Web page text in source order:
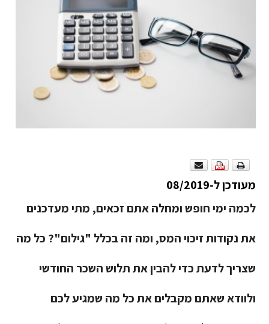
מעודכן ל-08/2019
לכמה ימי חופש ומחלה אתם זכאים, מתי מעדכנים
את נקודות זיכוי המס, ומה זה בכלל "גילום"? כל מה
שצריך לדעת כדי להבין את תלוש השכר החודשי
ולוודא שאתם מקבלים את כל מה שמגיע לכם